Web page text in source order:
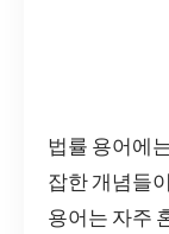
법률 용어에
잡한 개념들
용어는 자주